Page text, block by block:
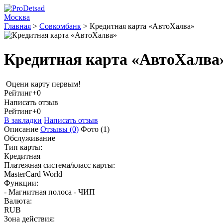
Москва
Главная > Совкомбанк > Кредитная карта «АвтоХалва»
Кредитная карта
Оцени карту первым!
Рейтинг+0
Написать отзыв
Рейтинг+0
В закладки Написать отзыв
Описание Отзывы (0) Фото (1)
Обслуживание
Тип карты:
Кредитная
Платежная система/класс карты:
MasterCard World
Функции:
- Магнитная полоса - ЧИП
Валюта:
RUB
Зона действия: